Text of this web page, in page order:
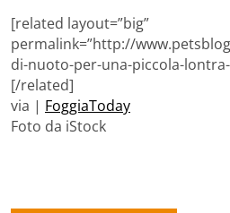
[related layout=”big”
permalink=”http://
di-nuoto-per-una-piccola-
[/related]
via | FoggiaToday
Foto da iStock